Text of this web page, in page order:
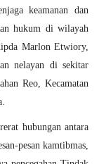
keamanan dan
hukum di wilayah
Marlon Etwiory,
nelayan di sekitar
Reo, Kecamatan
hubungan antara
pesan kamtibmas,